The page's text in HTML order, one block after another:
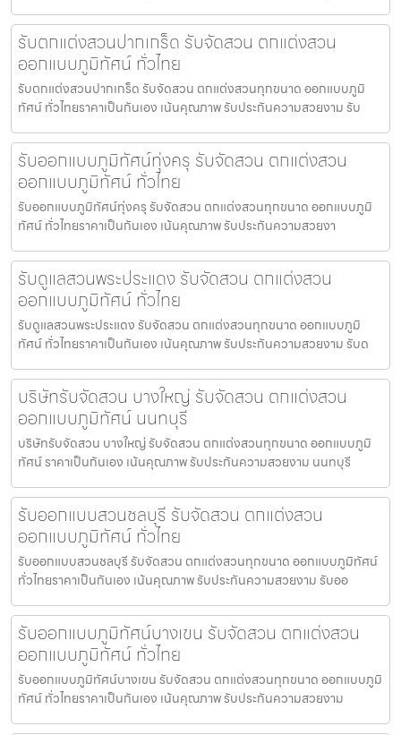
รับตกแต่งสวนปากเกร็ด รับจัดสวน ตกแต่งสวน
ออกแบบภูมิทัศน์ ทั่วไทย
รับตกแต่งสวนปากเกร็ด รับจัดสวน ตกแต่งสวนทุกขนาด ออกแบบภูมิ
ทัศน์ ทั่วไทยราคาเป็นกันเอง เน้นคุณภาพ รับประกันความสวยงาม รับ
รับออกแบบภูมิทัศน์ทุ่งครุ รับจัดสวน ตกแต่งสวน
ออกแบบภูมิทัศน์ ทั่วไทย
รับออกแบบภูมิทัศน์ทุ่งครุ รับจัดสวน ตกแต่งสวนทุกขนาด ออกแบบภูมิ
ทัศน์ ทั่วไทยราคาเป็นกันเอง เน้นคุณภาพ รับประกันความสวยงา
รับดูแลสวนพระประแดง รับจัดสวน ตกแต่งสวน
ออกแบบภูมิทัศน์ ทั่วไทย
รับดูแลสวนพระประแดง รับจัดสวน ตกแต่งสวนทุกขนาด ออกแบบภูมิ
ทัศน์ ทั่วไทยราคาเป็นกันเอง เน้นคุณภาพ รับประกันความสวยงาม รับด
บริษัทรับจัดสวน บางใหญ่ รับจัดสวน ตกแต่งสวน
ออกแบบภูมิทัศน์ นนทบุรี
บริษัทรับจัดสวน บางใหญ่ รับจัดสวน ตกแต่งสวนทุกขนาด ออกแบบภูมิ
ทัศน์ ราคาเป็นกันเอง เน้นคุณภาพ รับประกันความสวยงาม นนทบุรี
รับออกแบบสวนชลบุรี รับจัดสวน ตกแต่งสวน
ออกแบบภูมิทัศน์ ทั่วไทย
รับออกแบบสวนชลบุรี รับจัดสวน ตกแต่งสวนทุกขนาด ออกแบบภูมิทัศน์
ทั่วไทยราคาเป็นกันเอง เน้นคุณภาพ รับประกันความสวยงาม รับออ
รับออกแบบภูมิทัศน์บางเขน รับจัดสวน ตกแต่งสวน
ออกแบบภูมิทัศน์ ทั่วไทย
รับออกแบบภูมิทัศน์บางเขน รับจัดสวน ตกแต่งสวนทุกขนาด ออกแบบภูมิ
ทัศน์ ทั่วไทยราคาเป็นกันเอง เน้นคุณภาพ รับประกันความสวยงาม